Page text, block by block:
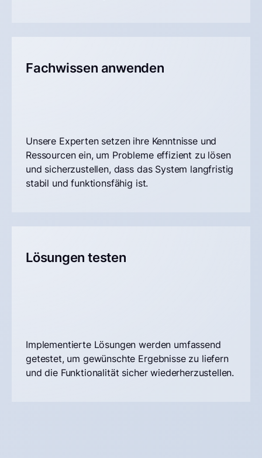
Fachwissen anwenden
Unsere Experten setzen ihre Kenntnisse und
Ressourcen ein, um Probleme effizient zu lösen
und sicherzustellen, dass das System langfristig
stabil und funktionsfähig ist.
Lösungen testen
Implementierte Lösungen werden umfassend
getestet, um gewünschte Ergebnisse zu liefern
und die Funktionalität sicher wiederherzustellen.